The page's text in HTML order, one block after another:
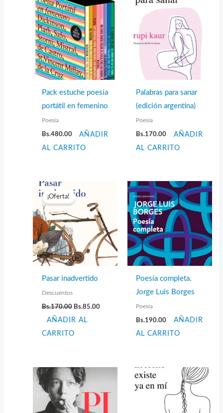
Pack estuche poesía
portátil en femenino
Poesía
Bs.480.00
AÑADIR
AL CARRITO
Palabras para sanar
(edición argentina)
Poesía
Bs.170.00
AÑADIR
AL CARRITO
¡Oferta!
Pasar inadvertido
Descuentos
Bs.170.00 El
original
era:
Bs.170.00.
Bs.85.00El
AÑADIR AL
CARRITO
Poesía completa.
Jorge Luis Borges
Poesía
Bs.190.00
AÑADIR
AL CARRITO